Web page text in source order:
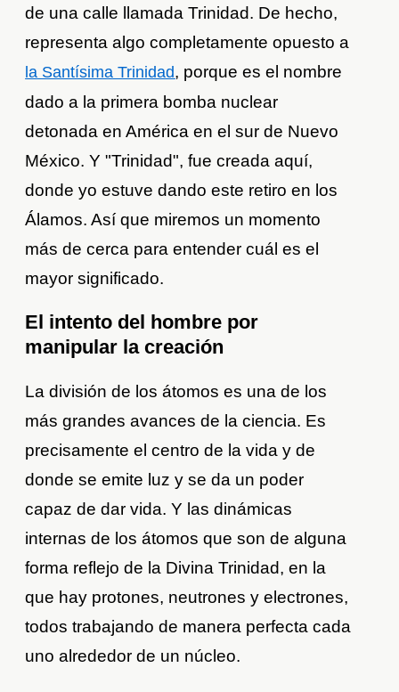
de una calle llamada Trinidad. De hecho,
representa algo completamente opuesto a
la Santísima Trinidad, porque es el nombre
dado a la primera bomba nuclear
detonada en América en el sur de Nuevo
México. Y "Trinidad", fue creada aquí,
donde yo estuve dando este retiro en los
Álamos. Así que miremos un momento
más de cerca para entender cuál es el
mayor significado.
El intento del hombre por
manipular la creación
La división de los átomos es una de los
más grandes avances de la ciencia. Es
precisamente el centro de la vida y de
donde se emite luz y se da un poder
capaz de dar vida. Y las dinámicas
internas de los átomos que son de alguna
forma reflejo de la Divina Trinidad, en la
que hay protones, neutrones y electrones,
todos trabajando de manera perfecta cada
uno alrededor de un núcleo.